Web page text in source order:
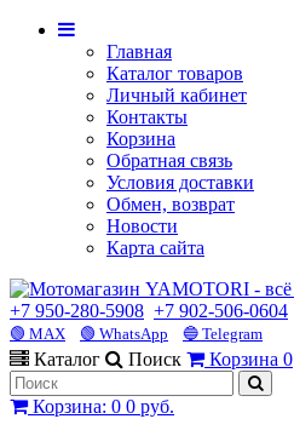
Главная
Каталог товаров
Личный кабинет
Контакты
Корзина
Обратная связь
Условия доставки
Обмен, возврат
Новости
Карта сайта
+7 950-280-5908 +7 902-506-0604
🟢 MAX 🟢 WhatsApp 🔵 Telegram
Каталог Поиск Корзина 0
Корзина: 0 0 руб.